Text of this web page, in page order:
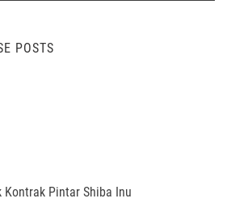
POSTS
Kontrak Pintar Shiba Inu